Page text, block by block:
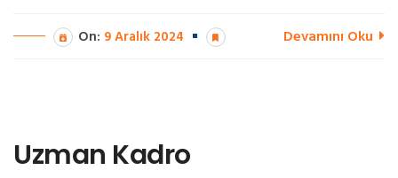
On: 9 Aralık 2024 Devamını Oku
Uzman Kadro